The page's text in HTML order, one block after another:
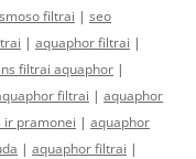
filtrai | seo
| aquaphor filtrai |
filtrai aquaphor |
filtrai | aquaphor
ir pramonei | aquaphor
| aquaphor filtrai |